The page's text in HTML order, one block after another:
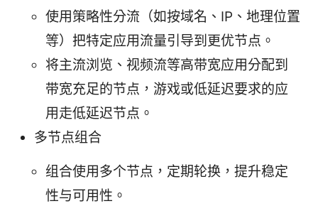
使用策略性分流（如按域名、IP、地理位置
等）把特定应用流量引导到更优节点。
将主流浏览、视频流等高带宽应用分配到
带宽充足的节点，游戏或低延迟要求的应
用走低延迟节点。
多节点组合
组合使用多个节点，定期轮换，提升稳定
性与可用性。